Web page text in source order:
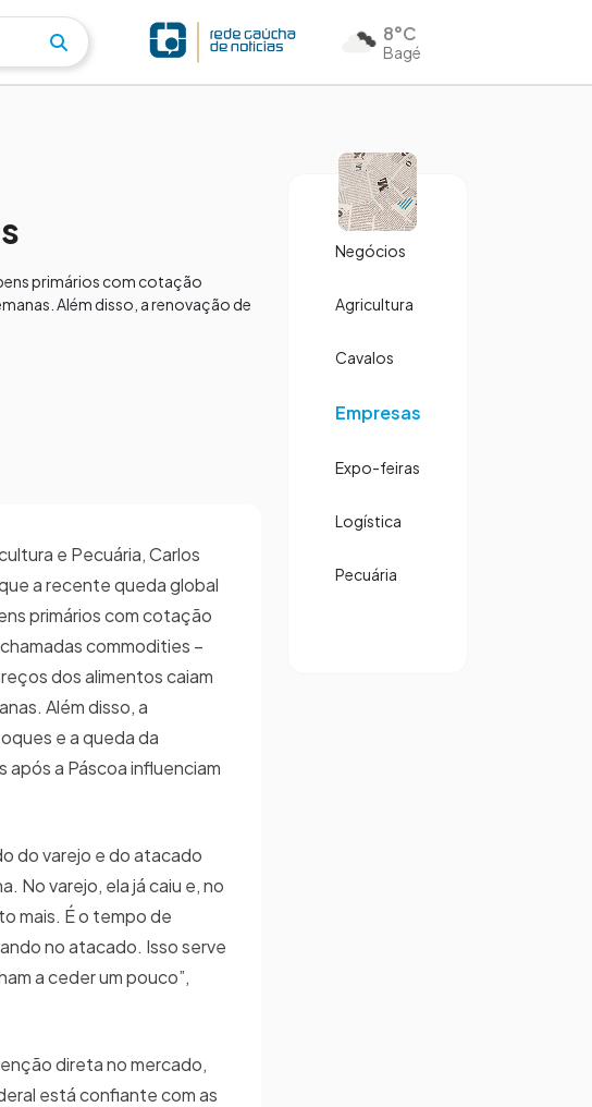
8°C
Bagé
primários com cotação
Além disso, a renovação de
e Pecuária, Carlos
a recente queda global
primários com cotação
commodities –
dos alimentos caiam
Além disso, a
e a queda da
após a Páscoa influenciam
do varejo e do atacado
No varejo, ela já caiu e, no
mais. É o tempo de
no atacado. Isso serve
a ceder um pouco”,
direta no mercado,
está confiante com as
Negócios
Agricultura
Cavalos
Empresas
Expo-feiras
Logística
Pecuária